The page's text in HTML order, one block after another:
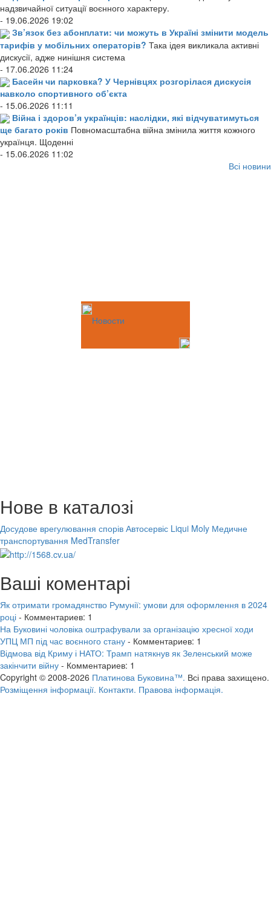
надзвичайної ситуації воєнного характеру.
- 19.06.2026 19:02
Зв’язок без абонплати: чи можуть в Україні змінити модель
тарифів у мобільних операторів? Така ідея викликала активні
дискусії, адже нинішня система
- 17.06.2026 11:24
Басейн чи парковка? У Чернівцях розгорілася дискусія
навколо спортивного об’єкта
- 15.06.2026 11:11
Війна і здоров’я українців: наслідки, які відчуватимуться
ще багато років Повномасштабна війна змінила життя кожного
українця. Щоденні
- 15.06.2026 11:02
Всі новини
Новости
Нове в каталозі
Досудове врегулювання спорів Автосервіс Liqui Moly Медичне
транспортування MedTransfer
Ваші коментарі
Як отримати громадянство Румунії: умови для оформлення в 2024
році - Комментариев: 1
На Буковині чоловіка оштрафували за організацію хресної ходи
УПЦ МП під час воєнного стану - Комментариев: 1
Відмова від Криму і НАТО: Трамп натякнув як Зеленський може
закінчити війну - Комментариев: 1
Copyright © 2008-2026 Платинова Буковина™. Всі права захищено.
Розміщення інформації. Контакти. Правова інформація.